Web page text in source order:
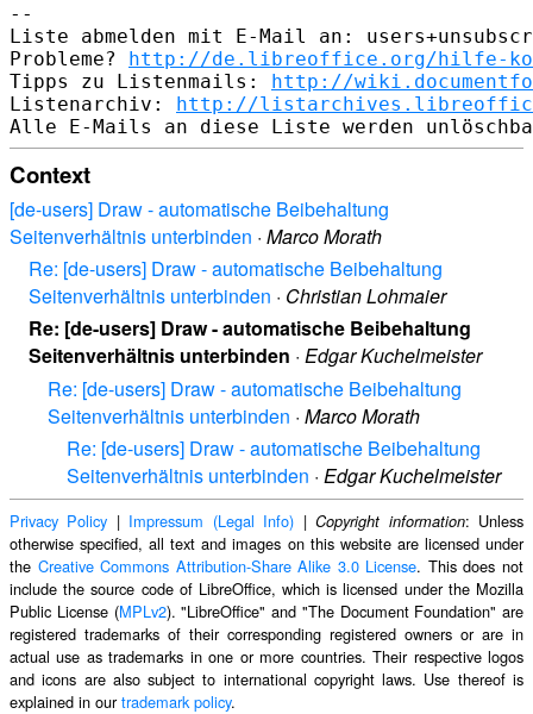
--
Liste abmelden mit E-Mail an:
Probleme? http://de.libreoffice.org/hilfe-
Tipps zu Listenmails: http://
Listenarchiv: http://
Context
[de-users] Draw - automatische Beibehaltung
Seitenverhältnis unterbinden · Marco Morath
Re: [de-users] Draw - automatische Beibehaltung
Seitenverhältnis unterbinden · Christian Lohmaier
Re: [de-users] Draw - automatische Beibehaltung
Seitenverhältnis unterbinden · Edgar Kuchelmeister
Re: [de-users] Draw - automatische Beibehaltung
Seitenverhältnis unterbinden · Marco Morath
Re: [de-users] Draw - automatische Beibehaltung
Seitenverhältnis unterbinden · Edgar Kuchelmeister
Privacy Policy | Impressum (Legal Info) |Copyright information: Unless
otherwise specified, all text and images on this website are licensed under
the Creative Commons Attribution-Share Alike 3.0 License. This does not
include the source code of LibreOffice, which is licensed under the Mozilla
Public License (MPLv2). "LibreOffice" and "The Document Foundation" are
registered trademarks of their corresponding registered owners or are in
actual use as trademarks in one or more countries. Their respective logos
and icons are also subject to international copyright laws. Use thereof is
explained in ourtrademark policy.